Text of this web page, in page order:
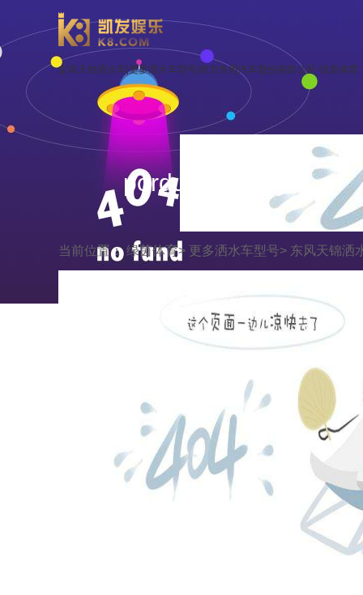
东风天锦洒水车|更多洒水车型号|程力专用汽车股份有限公司-绿茵体育
porduct display
当前位置：绿茵体育> 更多洒水车型号> 东风天锦洒